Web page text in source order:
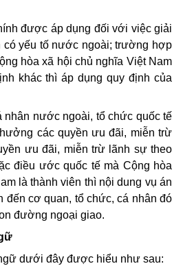
được áp dụng đối với việc giải
có yếu tố nước ngoài; trường hợp
hòa xã hội chủ nghĩa Việt Nam
khác thì áp dụng quy định của
nhân nước ngoài, tổ chức quốc tế
các quyền ưu đãi, miễn trừ
ưu đãi, miễn trừ lãnh sự theo
điều ước quốc tế mà Cộng hòa
là thành viên thì nội dung vụ án
đến cơ quan, tổ chức, cá nhân đó
đường ngoại giao.
dưới đây được hiểu như sau: